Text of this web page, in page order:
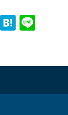
PocketHatena